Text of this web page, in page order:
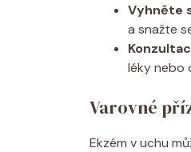
Vyhněte
a snažte
léky nebo
Varovné
Ekzém v uchu